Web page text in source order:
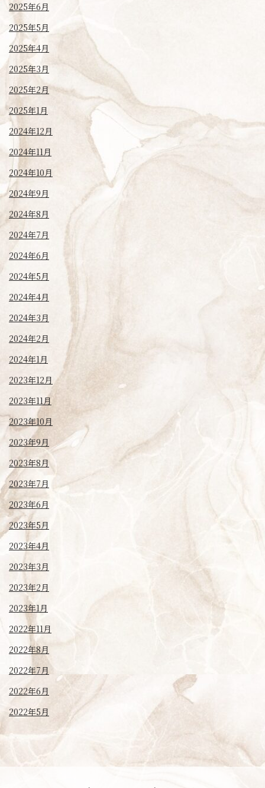
2025年6月
2025年5月
2025年4月
2025年3月
2025年2月
2025年1月
2024年12月
2024年11月
2024年10月
2024年9月
2024年8月
2024年7月
2024年6月
2024年5月
2024年4月
2024年3月
2024年2月
2024年1月
2023年12月
2023年11月
2023年10月
2023年9月
2023年8月
2023年7月
2023年6月
2023年5月
2023年4月
2023年3月
2023年2月
2023年1月
2022年11月
2022年8月
2022年7月
2022年6月
2022年5月